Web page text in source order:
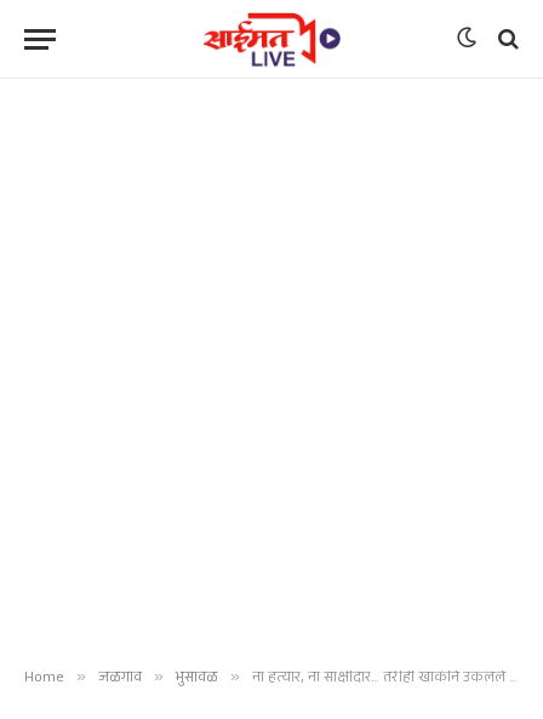
Home » जळगाव » भुसावळ » ना हत्यार, ना साक्षीदार… तरीही खाकीने उकलले ‘मर्डर मिस्ट्री’चे गूढ!